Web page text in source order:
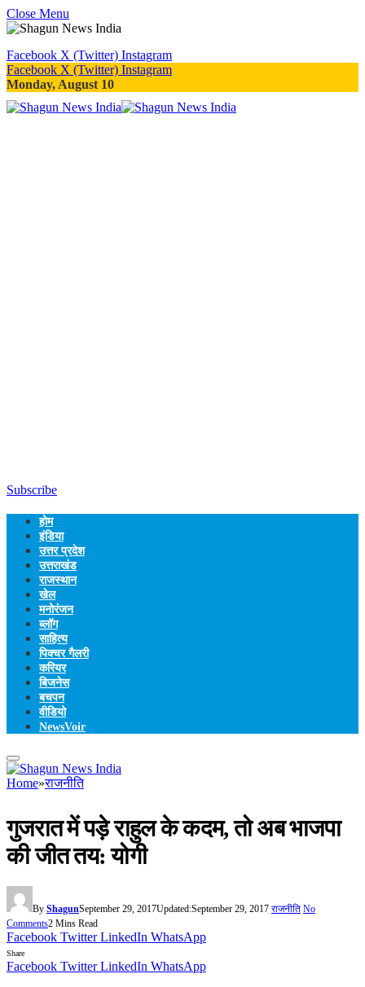
Close Menu
Facebook X (Twitter) Instagram
Facebook X (Twitter) Instagram
Monday, August 10
Subscribe
होम
इंडिया
उत्तर प्रदेश
उत्तराखंड
राजस्थान
खेल
मनोरंजन
ब्लॉग
साहित्य
पिक्चर गैलरी
करियर
बिजनेस
बचपन
वीडियो
NewsVoir
Home»राजनीति
गुजरात में पड़े राहुल के कदम, तो अब भाजपा
की जीत तय: योगी
By ShagunSeptember 29, 2017Updated:September 29, 2017 राजनीति No
Comments2 Mins Read
Facebook Twitter LinkedIn WhatsApp
Share
Facebook Twitter LinkedIn WhatsApp